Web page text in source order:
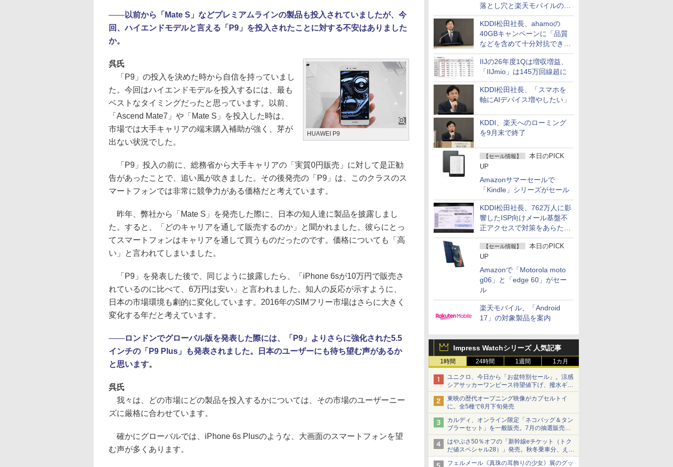
落とし穴と楽天モバイルの課
題
KDDI松田社長、ahamoの
40GBキャンペーンに「品質
などを含めて十分対抗でき
る」
IIJの26年度1Qは増収増益、
「IIJmio」は145万回線超に
KDDI松田社長、「スマホを
軸にAIデバイス増やしたい」
KDDI、楽天へのローミング
を9月末で終了
【セール情報】
本日のPICK
UP
Amazonサマーセールで
「Kindle」シリーズがセール
KDDI松田社長、762万人に影
響したISP向けメール基盤不
正アクセスで対策をあらため
て説明
【セール情報】
本日のPICK
UP
Amazonで「Motorola moto
g06」と「edge 60」がセー
ル
楽天モバイル、「Android
17」の対象製品を案内
Impress Watchシリーズ 人気記事
1時間 24時間 1週間 1カ月
ユニクロ、今日から「お盆特別セール」。涼感
シアサッカーワンピース待望値下げ、撥水ギア
ショーツは1990円に
東映の歴代オープニング映像がカプセルトイ
に。全5種で8月下旬発売
カルディ、オンライン限定「ネコバッグ＆タン
ブラーセット」を一般販売。7月の抽選販売の
当選無効分
はやぶさ50％オフの「新幹線eチケット（トク
だ値スペシャル28）」発売。秋冬乗車分、えき
ねっと限定
フェルメール《真珠の耳飾りの少女》展のグッ
――以前から「Mate S」などプレミアムラインの製品も投入されていましたが、今
回、ハイエンドモデルと言える「P9」を投入されたことに対する不安はありました
か。
HUAWEI P9
呉氏
「P9」の投入を決めた時から自信を持っていまし
た。今回はハイエンドモデルを投入するには、最も
ベストなタイミングだったと思っています。以前、
「Ascend Mate7」や「Mate S」を投入した時は、
市場では大手キャリアの端末購入補助が強く、芽が
出ない状況でした。
「P9」投入の前に、総務省から大手キャリアの「実質0円販売」に対して是正勧
告があったことで、追い風が吹きました。その後発売の「P9」は、このクラスのス
マートフォンでは非常に競争力がある価格だと考えています。
昨年、弊社から「Mate S」を発売した際に、日本の知人達に製品を披露しまし
た。すると、「どのキャリアを通して販売するのか」と聞かれました。彼らにとっ
てスマートフォンはキャリアを通して買うものだったのです。価格についても「高
い」と言われてしまいました。
「P9」を発表した後で、同じように披露したら、「iPhone 6sが10万円で販売さ
れているのに比べて、6万円は安い」と言われました。知人の反応が示すように、
日本の市場環境も劇的に変化しています。2016年のSIMフリー市場はさらに大きく
変化する年だと考えています。
――ロンドンでグローバル版を発表した際には、「P9」よりさらに強化された5.5
インチの「P9 Plus」も発表されました。日本のユーザーにも待ち望む声があるか
と思います。
呉氏
我々は、どの市場にどの製品を投入するかについては、その市場のユーザーニー
ズに厳格に合わせています。
確かにグローバルでは、iPhone 6s Plusのような、大画面のスマートフォンを望
む声が多くあります。